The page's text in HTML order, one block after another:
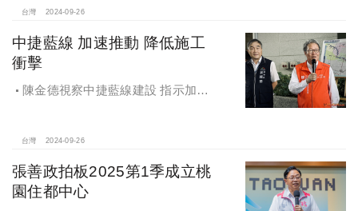
台灣 2024-09-26
中捷藍線 加速推動 降低施工
衝擊
陳金德視察中捷藍線建設 指示加速
台灣 2024-09-26
張善政拍板2025第1季成立桃
園住都中心